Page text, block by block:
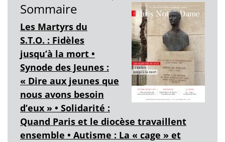
Sommaire
Les Martyrs du
S.T.O. : Fidèles
jusqu’à la mort •
Synode des Jeunes :
« Dire aux jeunes que
nous avons besoin
d’eux » • Solidarité :
Quand Paris et le diocèse travaillent
ensemble • Autisme : La « cage » et